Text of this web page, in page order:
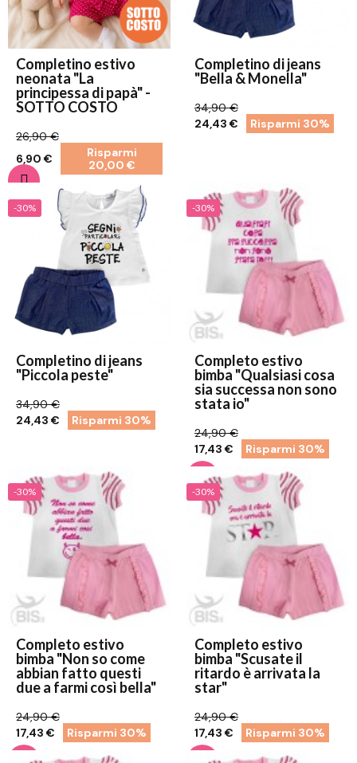
Completino estivo
neonata "La
principessa di papà" -
SOTTO COSTO
26,90 €
6,90 €
Risparmi
20,00 €
Completino di jeans
"Bella & Monella"
34,90 €
24,43 €
Risparmi 30%
-30%
Completino di jeans
"Piccola peste"
34,90 €
24,43 €
Risparmi 30%
-30%
Completo estivo
bimba "Qualsiasi cosa
sia successa non sono
stata io"
24,90 €
17,43 €
Risparmi 30%
-30%
Completo estivo
bimba "Non so come
abbian fatto questi
due a farmi così bella"
24,90 €
17,43 €
Risparmi 30%
-30%
Completo estivo
bimba "Scusate il
ritardo è arrivata la
star"
24,90 €
17,43 €
Risparmi 30%